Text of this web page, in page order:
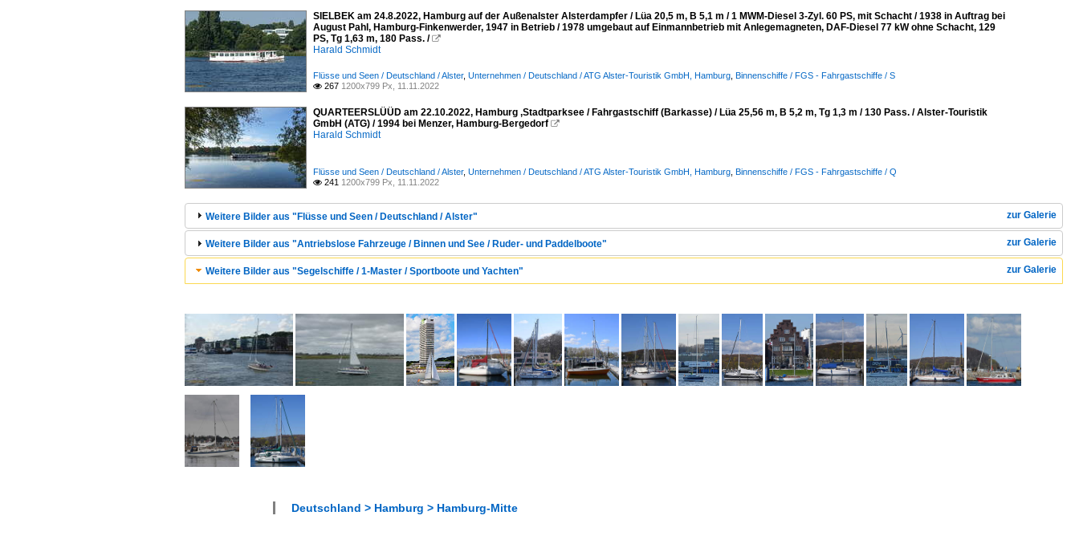
SIELBEK am 24.8.2022, Hamburg auf der Außenalster Alsterdampfer / Lüa 20,5 m, B 5,1 m / 1 MWM-Diesel 3-Zyl. 60 PS, mit Schacht / 1938 in Auftrag bei
August Pahl, Hamburg-Finkenwerder, 1947 in Betrieb / 1978 umgebaut auf Einmannbetrieb mit Anlegemagneten, DAF-Diesel 77 kW ohne Schacht, 129
PS, Tg 1,63 m, 180 Pass. /
Harald Schmidt
Flüsse und Seen / Deutschland / Alster, Unternehmen / Deutschland / ATG Alster-Touristik GmbH, Hamburg Binnenschiffe / FGS - Fahrgastschiffe / S
 267 1200x799 Px, 11.11.2022
QUARTEERSLÜÜD am 22.10.2022, Hamburg ,Stadtparksee / Fahrgastschiff (Barkasse) / Lüa 25,56 m, B 5,2 m, Tg 1,3 m / 130 Pass. / Alster-Touristik
GmbH (ATG) / 1994 bei Menzer, Hamburg-Bergedorf 
Harald Schmidt
Flüsse und Seen / Deutschland / Alster, Unternehmen / Deutschland / ATG Alster-Touristik GmbH, Hamburg Binnenschiffe / FGS - Fahrgastschiffe / Q
 241 1200x799 Px, 11.11.2022
zur Galerie
Weitere Bilder aus "Flüsse und Seen / Deutschland / Alster"
zur Galerie
Weitere Bilder aus "Antriebslose Fahrzeuge / Binnen und See / Ruder- und Paddelboote"
zur Galerie
Weitere Bilder aus "Segelschiffe / 1-Master / Sportboote und Yachten"
Deutschland > Hamburg > Hamburg-Mitte